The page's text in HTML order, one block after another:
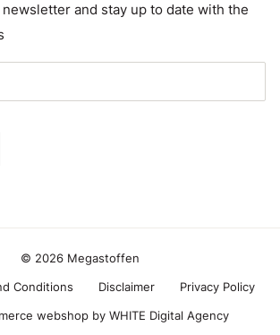
and stay up to date with the
© 2026 Megastoffen
webshop by WHITE Digital Agency
Conditions Disclaimer Privacy Policy